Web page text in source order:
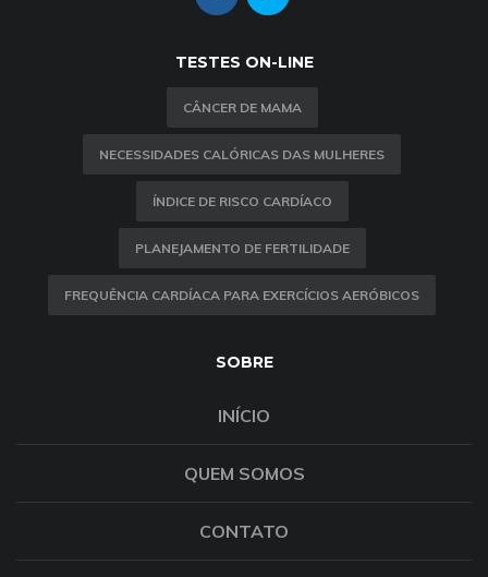
TESTES ON-LINE
CÂNCER DE MAMA
NECESSIDADES CALÓRICAS DAS MULHERES
ÍNDICE DE RISCO CARDÍACO
PLANEJAMENTO DE FERTILIDADE
FREQUÊNCIA CARDÍACA PARA EXERCÍCIOS AERÓBICOS
SOBRE
INÍCIO
QUEM SOMOS
CONTATO